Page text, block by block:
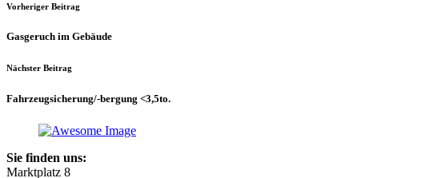
Vorheriger Beitrag
Gasgeruch im Gebäude
Nächster Beitrag
Fahrzeugsicherung/-bergung <3,5to.
Sie finden uns:
Marktplatz 8